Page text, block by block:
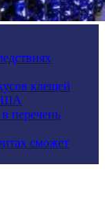
клещей
перечень
сможет